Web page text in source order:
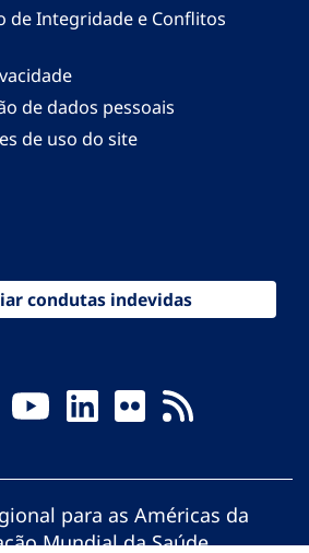
de Integridade e Conflitos
de dados pessoais
de uso do site
condutas indevidas
para as Américas da
Mundial da Saúde